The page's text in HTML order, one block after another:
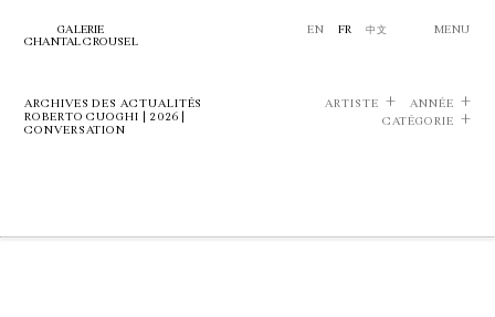
GALERIE
CHANTAL CROUSEL
EN FR 中文 MENU
ARCHIVES DES ACTUALITÉS
ROBERTO CUOGHI | 2026 |
CONVERSATION
ARTISTE
ANNÉE
CATÉGORIE